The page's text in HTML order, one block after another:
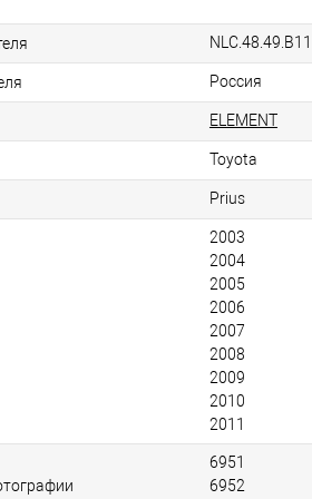
NLC.48.49.B11
Россия
ELEMENT
Toyota
Prius
2003
2004
2005
2006
2007
2008
2009
2010
2011
6951
6952